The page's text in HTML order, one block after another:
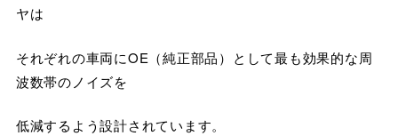
ヤは
それぞれの車両にOE（純正部品）として最も効果的な周
波数帯のノイズを
低減するよう設計されています。